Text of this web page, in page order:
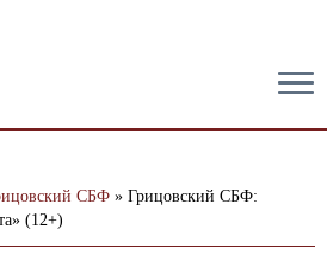
СБФ » Грицовский СБФ:
(12+)